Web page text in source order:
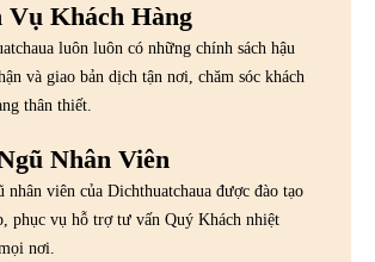
Vụ Khách Hàng
luôn luôn có những chính sách hậu
và giao bản dịch tận nơi, chăm sóc khách
thân thiết.
Nhân Viên
nhân viên của Dichthuatchaua được đào tạo
phục vụ hỗ trợ tư vấn Quý Khách nhiệt
nơi.